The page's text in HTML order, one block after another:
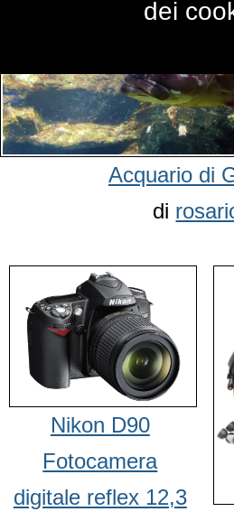
Acquario di
di
Nikon D90
Fotocamera
digitale reflex 12,3
dei